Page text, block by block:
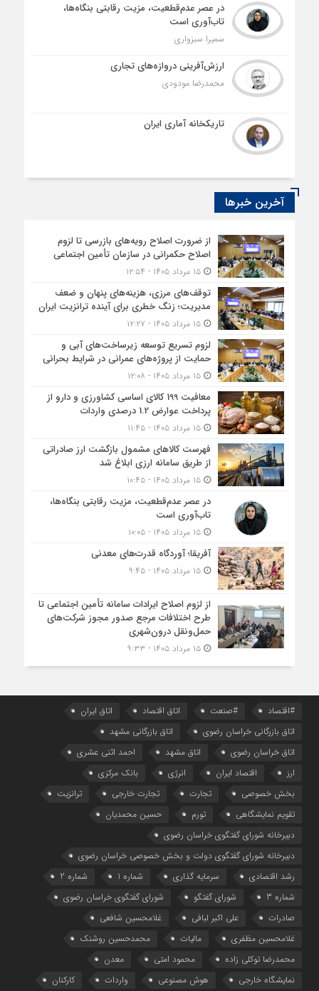
در عصر عدم‌قطعیت، مزیت رقابتی بنگاه‌ها،
تاب‌آوری است
سمیرا سبزواری
ارزش‌آفرینی دروازه‌های تجاری
محمدرضا مودودی
تاریکخانه آماری ایران
آخرین خبرها
از ضرورت اصلاح رویه‌های بازرسی تا لزوم
اصلاح حکمرانی در سازمان تأمین اجتماعی
۱۵ مرداد ۱۴۰۵ - ۱۲:۵۴
توقف‌های مرزی، هزینه‌های پنهان و ضعف
مدیریت؛ زنگ خطری برای آینده ترانزیت ایران
۱۵ مرداد ۱۴۰۵ - ۱۲:۲۷
لزوم تسریع توسعه زیرساخت‌های آبی و
حمایت از پروژه‌های عمرانی در شرایط بحرانی
۱۵ مرداد ۱۴۰۵ - ۱۲:۰۸
معافیت 199 کالای اساسی کشاورزی و دارو از
پرداخت عوارض 1.2 درصدی واردات
۱۵ مرداد ۱۴۰۵ - ۱۱:۴۵
فهرست کالاهای مشمول بازگشت ارز صادراتی
از طریق سامانه ارزی ابلاغ شد
۱۵ مرداد ۱۴۰۵ - ۱۰:۴۵
در عصر عدم‌قطعیت، مزیت رقابتی بنگاه‌ها،
تاب‌آوری است
۱۵ مرداد ۱۴۰۵ - ۱۰:۰۵
آفریقا؛ آوردگاه قدرت‌های معدنی
۱۵ مرداد ۱۴۰۵ - ۹:۴۵
از لزوم اصلاح ایرادات سامانه تأمین اجتماعی تا
طرح اختلافات مرجع صدور مجوز شرکت‌های
حمل‌ونقل درون‌شهری
۱۵ مرداد ۱۴۰۵ - ۹:۳۳
#اقتصاد #صنعت اتاق اقتصاد
اتاق ایران
اتاق بازرگانی خراسان رضوی
اتاق بازرگانی مشهد
اتاق خراسان رضوی
اتاق مشهد
احمد اثنی عشری
ارز
اقتصاد ایران انرژی
بانک مرکزی
بخش خصوصی
تجارت تجارت خارجی
ترانزیت
تقویم نمایشگاهی
تورم
حسین محمدیان
دبیرخانه شورای گفتگوی خراسان رضوی
دبیرخانه شورای گفتگوی دولت و بخش خصوصی خراسان رضوی
رشد اقتصادی
سرمایه گذاری شماره 1
شماره 2
شماره 3
شورای گفتگو
شورای گفتگوی خراسان رضوی
صادرات
علی اکبر لبافی
غلامحسین شافعی
غلامحسین مظفری
مالیات
محمدحسین روشنک
محمدرضا توکلی زاده
محمود امتی
معدن
نمایشگاه خارجی
هوش مصنوعی واردات کارکنان